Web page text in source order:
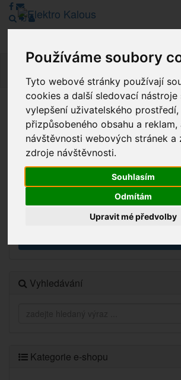
Používáme soubory
Tyto webové stránky používají
cookies a další sledovací nástroje
vylepšení uživatelského
přizpůsobeného obsahu a reklam,
návštěvnosti webových stránek a
zdroje návštěvnosti.
Souhlasím
Odmítám
Upravit mé předvolby
Vážení zákazníci, v tuto chvíli je Náš
režimu Katalogu. Objednávky on-line nyní
Děkujeme za pochopení.
Výprodej
Vyhledávání
Kategorie e-shopu